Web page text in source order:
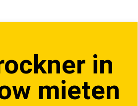
in
mieten